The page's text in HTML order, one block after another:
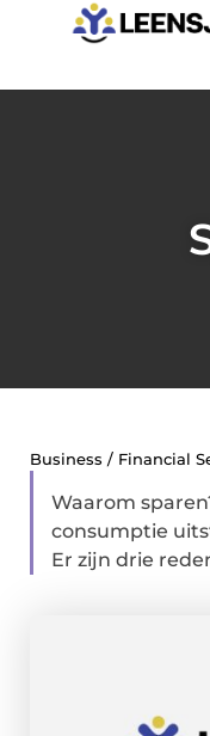
Business / Financial
Waarom
consumptie
Er zijn drie